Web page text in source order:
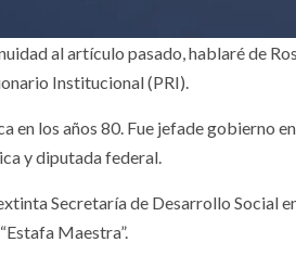
al artículo pasado, hablaré de
Institucional (PRI).
los años 80. Fue jefade gobierno
y diputada federal.
Secretaría de Desarrollo Social
Maestra”.
ambiental
Luis Silva
Andrade; AI
su